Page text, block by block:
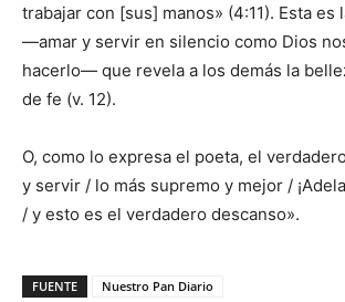
trabajar con [sus] manos» (4:11). Esta es
—amar y servir en silencio como Dios
hacerlo— que revela a los demás la
de fe (v. 12).
O, como lo expresa el poeta, el
y servir / lo más supremo y mejor /
/ y esto es el verdadero descanso».
FUENTE
Nuestro Pan Diario